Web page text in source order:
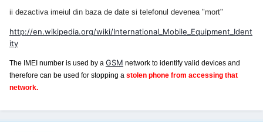
ii dezactiva imeiul din baza de date si telefonul devenea "mort"
http://en.wikipedia.org/wiki/International_Mobile_Equipment_Ident
ity
The IMEI number is used by a GSM network to identify valid devices and
therefore can be used for stopping a stolen phone from accessing that
network.